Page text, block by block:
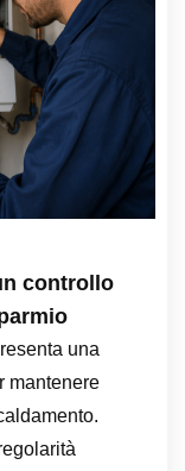
controllo
una
mantenere